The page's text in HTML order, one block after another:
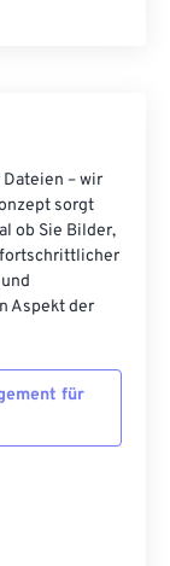
– wir
sorgt
ob Sie Bilder,
Aspekt der
für